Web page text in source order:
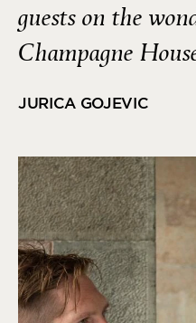
guests on the
Champagne
JURICA GOJEVIC